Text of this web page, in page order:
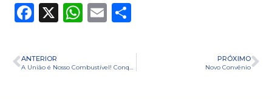
Facebook
X WhatsApp
Email
ANTERIOR PRÓXIMO
Novo Convênio